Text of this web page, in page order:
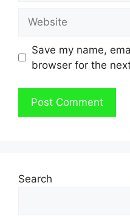
Save my name,
browser for the
Search